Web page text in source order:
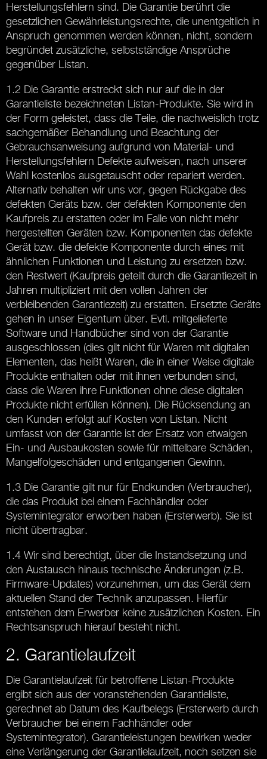
Herstellungsfehlern sind. Die Garantie berührt die
gesetzlichen Gewährleistungsrechte, die unentgeltlich in
Anspruch genommen werden können, nicht, sondern
begründet zusätzliche, selbstständige Ansprüche
gegenüber Listan.
1.2 Die Garantie erstreckt sich nur auf die in der
Garantieliste bezeichneten Listan-Produkte. Sie wird in
der Form geleistet, dass die Teile, die nachweislich trotz
sachgemäßer Behandlung und Beachtung der
Gebrauchsanweisung aufgrund von Material- und
Herstellungsfehlern Defekte aufweisen, nach unserer
Wahl kostenlos ausgetauscht oder repariert werden.
Alternativ behalten wir uns vor, gegen Rückgabe des
defekten Geräts bzw. der defekten Komponente den
Kaufpreis zu erstatten oder im Falle von nicht mehr
hergestellten Geräten bzw. Komponenten das defekte
Gerät bzw. die defekte Komponente durch eines mit
ähnlichen Funktionen und Leistung zu ersetzen bzw.
den Restwert (Kaufpreis geteilt durch die Garantiezeit in
Jahren multipliziert mit den vollen Jahren der
verbleibenden Garantiezeit) zu erstatten. Ersetzte Geräte
gehen in unser Eigentum über. Evtl. mitgelieferte
Software und Handbücher sind von der Garantie
ausgeschlossen (dies gilt nicht für Waren mit digitalen
Elementen, das heißt Waren, die in einer Weise digitale
Produkte enthalten oder mit ihnen verbunden sind,
dass die Waren ihre Funktionen ohne diese digitalen
Produkte nicht erfüllen können). Die Rücksendung an
den Kunden erfolgt auf Kosten von Listan. Nicht
umfasst von der Garantie ist der Ersatz von etwaigen
Ein- und Ausbaukosten sowie für mittelbare Schäden,
Mangelfolgeschäden und entgangenen Gewinn.
1.3 Die Garantie gilt nur für Endkunden (Verbraucher),
die das Produkt bei einem Fachhändler oder
Systemintegrator erworben haben (Ersterwerb). Sie ist
nicht übertragbar.
1.4 Wir sind berechtigt, über die Instandsetzung und
den Austausch hinaus technische Änderungen (z.B.
Firmware-Updates) vorzunehmen, um das Gerät dem
aktuellen Stand der Technik anzupassen. Hierfür
entstehen dem Erwerber keine zusätzlichen Kosten. Ein
Rechtsanspruch hierauf besteht nicht.
2. Garantielaufzeit
Die Garantielaufzeit für betroffene Listan-Produkte
ergibt sich aus der voranstehenden Garantieliste,
gerechnet ab Datum des Kaufbelegs (Ersterwerb durch
Verbraucher bei einem Fachhändler oder
Systemintegrator). Garantieleistungen bewirken weder
eine Verlängerung der Garantielaufzeit, noch setzen sie